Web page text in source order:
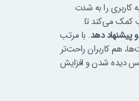
کاربری را به شدت
کمک می‌کند تا
پیشنهاد دهد. با مرتب
هم کاربران راحت‌تر
دیده شدن و افزایش